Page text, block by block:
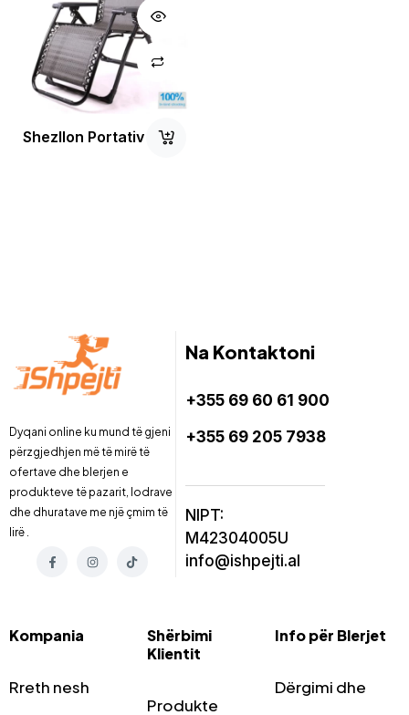
Shezllon Portativ
Dyqani online ku mund të gjeni
përzgjedhjen më të mirë të
ofertave dhe blerjen e
produkteve të pazarit, lodrave
dhe dhuratave me një çmim të
lirë .
Na Kontaktoni
+355 69 60 61 900
+355 69 205 7938
NIPT:
M42304005U
info@ishpejti.al
Kompania
Rreth nesh
Shërbimi
Klientit
Produkte
Info për Blerjet
Dërgimi dhe